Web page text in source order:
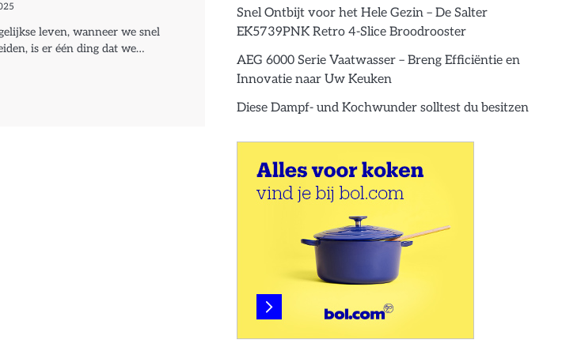
leven, wanneer we snel
is er één ding dat we…
Snel Ontbijt voor het Hele Gezin – De Salter
EK5739PNK Retro 4-Slice Broodrooster
AEG 6000 Serie Vaatwasser – Breng Efficiëntie en
Innovatie naar Uw Keuken
Diese Dampf- und Kochwunder solltest du besitzen